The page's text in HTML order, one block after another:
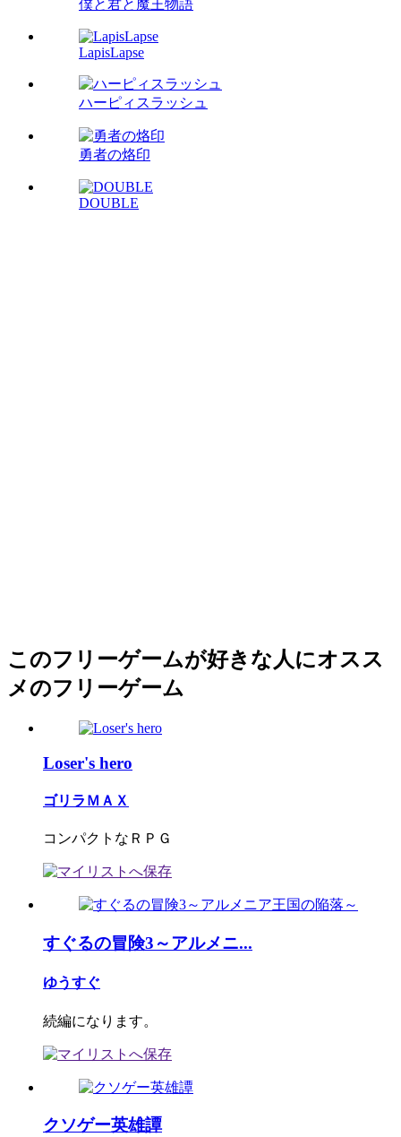
僕と君と魔王物語
LapisLapse
ハーピィスラッシュ
勇者の烙印
DOUBLE
このフリーゲームが好きな人にオスス
メのフリーゲーム
Loser's hero
ゴリラＭＡＸ
コンパクトなＲＰＧ
すぐるの冒険3～アルメニ...
ゆうすぐ
続編になります。
クソゲー英雄譚